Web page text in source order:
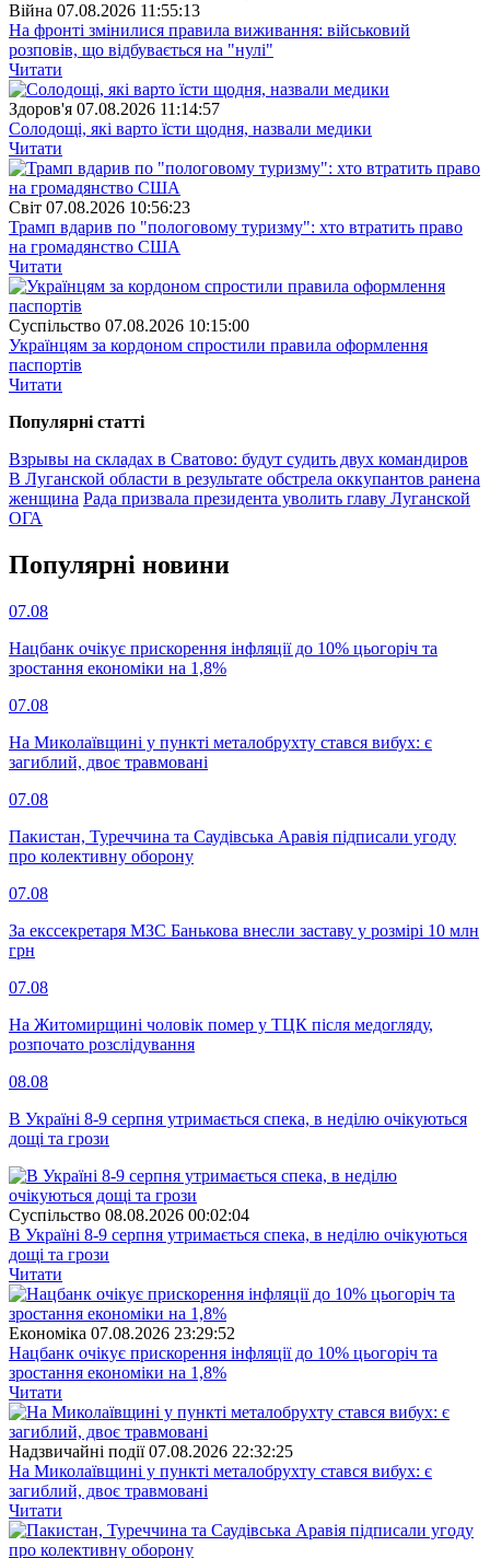
Війна 07.08.2026 11:55:13
На фронті змінилися правила виживання: військовий
розповів, що відбувається на "нулі"
Читати
Здоров'я 07.08.2026 11:14:57
Солодощі, які варто їсти щодня, назвали медики
Читати
Свiт 07.08.2026 10:56:23
Трамп вдарив по "пологовому туризму": хто втратить право
на громадянство США
Читати
Суспiльство 07.08.2026 10:15:00
Українцям за кордоном спростили правила оформлення
паспортів
Читати
Популярнi статтi
Взрывы на складах в Сватово: будут судить двух командиров
В Луганской области в результате обстрела оккупантов ранена
женщина Рада призвала президента уволить главу Луганской
ОГА
Популярнi новини
07.08
Нацбанк очікує прискорення інфляції до 10% цьогоріч та
зростання економіки на 1,8%
07.08
На Миколаївщині у пункті металобрухту стався вибух: є
загиблий, двоє травмовані
07.08
Пакистан, Туреччина та Саудівська Аравія підписали угоду
про колективну оборону
07.08
За екссекретаря МЗС Банькова внесли заставу у розмірі 10 млн
грн
07.08
На Житомирщині чоловік помер у ТЦК після медогляду,
розпочато розслідування
08.08
В Україні 8-9 серпня утримається спека, в неділю очікуються
дощі та грози
Суспiльство 08.08.2026 00:02:04
В Україні 8-9 серпня утримається спека, в неділю очікуються
дощі та грози
Читати
Економіка 07.08.2026 23:29:52
Нацбанк очікує прискорення інфляції до 10% цьогоріч та
зростання економіки на 1,8%
Читати
Надзвичайні події 07.08.2026 22:32:25
На Миколаївщині у пункті металобрухту стався вибух: є
загиблий, двоє травмовані
Читати